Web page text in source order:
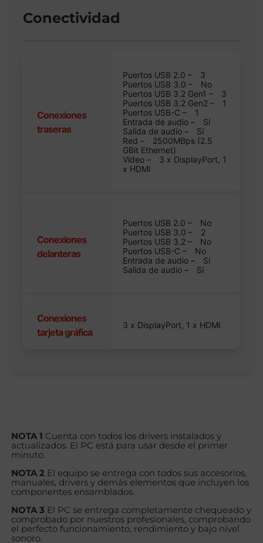
Conectividad
Conexiones
traseras
Puertos USB 2.0 –
3
Puertos USB 3.0 –
No
Puertos USB 3.2 Gen1 –
3
Puertos USB 3.2 Gen2 –
1
Puertos USB-C –
1
Entrada de audio –
Sí
Salida de audio –
Sí
Red –
2500MBps (2.5
GBit Ethernet)
Vídeo –
3 x DisplayPort, 1
x HDMI
Conexiones
delanteras
Puertos USB 2.0 –
No
Puertos USB 3.0 –
2
Puertos USB 3.2 –
No
Puertos USB-C –
No
Entrada de audio –
Sí
Salida de audio –
Sí
Conexiones
tarjeta gráfica
3 x DisplayPort, 1 x HDMI
NOTA 1 Cuenta con todos los drivers instalados y
actualizados. El PC está para usar desde el primer
minuto.
NOTA 2 El equipo se entrega con todos sus accesorios,
manuales, drivers y demás elementos que incluyen los
componentes ensamblados.
NOTA 3 El PC se entrega completamente chequeado y
comprobado por nuestros profesionales, comprobando
el perfecto funcionamiento, rendimiento y bajo nivel
sonoro.